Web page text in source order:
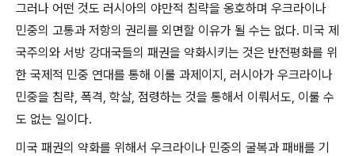
그러나 어떤 것도 러시아의 야만적 침략을 옹호하며 우크라이나
민중의 고통과 저항의 권리를 외면할 이유가 될 수는 없다. 미국 제
국주의와 서방 강대국들의 패권을 약화시키는 것은 반전평화를 위
한 국제적 민중 연대를 통해 이룰 과제이지 , 러시아가 우크라이나
민중을 침략, 폭격, 학살, 점령하는 것을 통해서 이뤄서도, 이룰 수
도 없는 일이다.
미국 패권의 약화를 위해서 우크라이나 민중의 굴복과 패배를 기